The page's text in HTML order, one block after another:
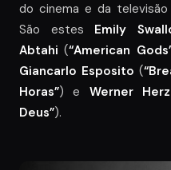
do cinema e da
São estes Emily
Abtahi (“American
Giancarlo Esposito (
Horas”) e Werner
Deus”).